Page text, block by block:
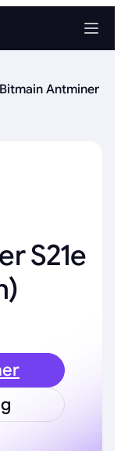
Bitmain Antminer
S21e